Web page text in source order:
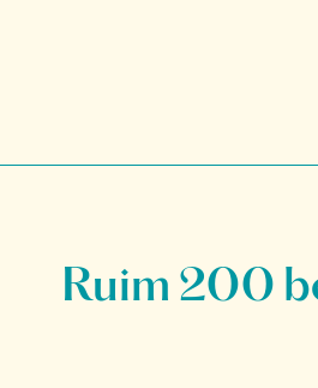
Ruim 200